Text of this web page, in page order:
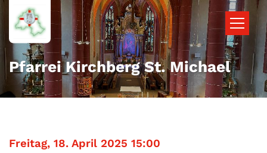
Zum Inhalt springen
Pfarrei Kirchberg St. Michael
Freitag, 18. April 2025 15:00